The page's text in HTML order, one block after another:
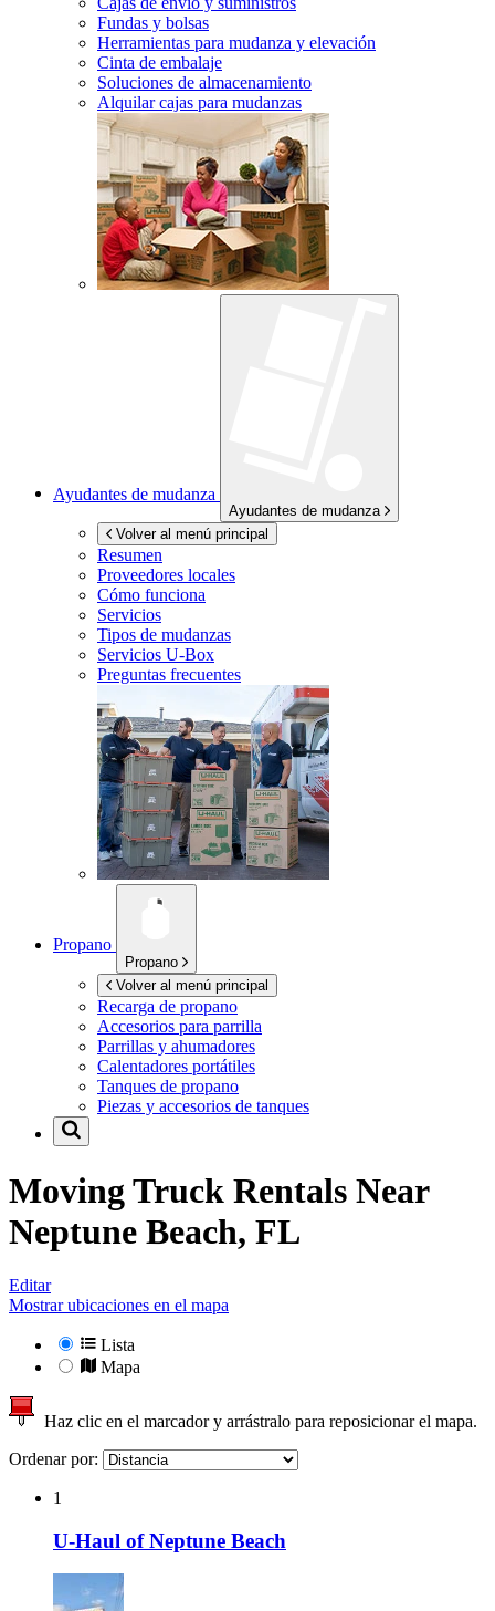
Fundas y bolsas
Herramientas para mudanza y elevación
Cinta de embalaje
Soluciones de almacenamiento
Alquilar cajas para mudanzas
Ayudantes de mudanza
Ayudantes de mudanza
Volver al menú principal
Resumen
Proveedores locales
Cómo funciona
Servicios
Tipos de mudanzas
Servicios U-Box
Preguntas frecuentes
Propano
Propano
Volver al menú principal
Recarga de propano
Accesorios para parrilla
Parrillas y ahumadores
Calentadores portátiles
Tanques de propano
Piezas y accesorios de tanques
Moving Truck Rentals Near
Neptune Beach, FL
Editar
Mostrar ubicaciones en el mapa
Lista
Mapa
Haz clic en el marcador y arrástralo para reposicionar el mapa.
Ordenar por:
1
U-Haul of Neptune Beach